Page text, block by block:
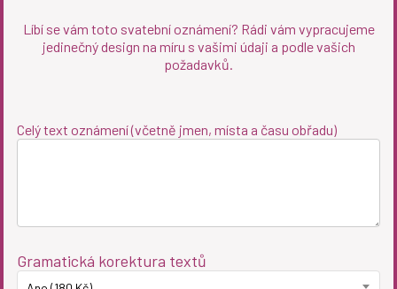
Líbí se vám toto svatební oznámení? Rádi vám vypracujeme
jedinečný design na míru s vašimi údaji a podle vašich
požadavků.
Celý text oznámení (včetně jmen, místa a času obřadu)
Gramatická korektura textů